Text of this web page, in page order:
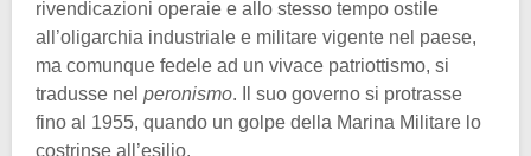
rivendicazioni operaie e allo stesso tempo ostile
all’oligarchia industriale e militare vigente nel paese,
ma comunque fedele ad un vivace patriottismo, si
tradusse nel peronismo. Il suo governo si protrasse
fino al 1955, quando un golpe della Marina Militare lo
costrinse all’esilio.